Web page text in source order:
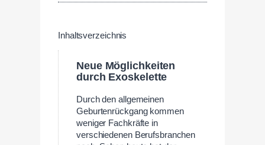
Inhaltsverzeichnis
Neue Möglichkeiten
durch Exoskelette
Durch den allgemeinen
Geburtenrückgang kommen
weniger Fachkräfte in
verschiedenen Berufsbranchen